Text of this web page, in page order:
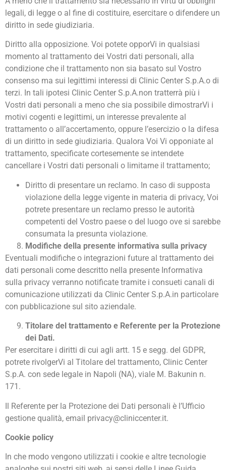
legali, di legge o al fine di costituire, esercitare o difendere un
diritto in sede giudiziaria.
Diritto alla opposizione. Voi potete opporVi in qualsiasi
momento al trattamento dei Vostri dati personali, alla
condizione che il trattamento non sia basato sul Vostro
consenso ma sui legittimi interessi di Clinic Center S.p.A.o di
terzi. In tali ipotesi Clinic Center S.p.A.non tratterrà più i
Vostri dati personali a meno che sia possibile dimostrarVi i
motivi cogenti e legittimi, un interesse prevalente al
trattamento o all’accertamento, oppure l’esercizio o la difesa
di un diritto in sede giudiziaria. Qualora Voi Vi opponiate al
trattamento, specificate cortesemente se intendete
cancellare i Vostri dati personali o limitarne il trattamento;
Diritto di presentare un reclamo. In caso di supposta
violazione della legge vigente in materia di privacy, Voi
potrete presentare un reclamo presso le autorità
competenti del Vostro paese o del luogo ove si sarebbe
consumata la presunta violazione.
Modifiche della presente informativa sulla privacy
Eventuali modifiche o integrazioni future al trattamento dei
dati personali come descritto nella presente Informativa
sulla privacy verranno notificate tramite i consueti canali di
comunicazione utilizzati da Clinic Center S.p.A.in particolare
con pubblicazione sul sito aziendale.
Titolare del trattamento e Referente per la Protezione
dei Dati.
Per esercitare i diritti di cui agli artt. 15 e segg. del GDPR,
potrete rivolgerVi al Titolare del trattamento, Clinic Center
S.p.A. con sede legale in Napoli (NA), viale M. Bakunin n.
171.
Il Referente per la Protezione dei Dati personali è l’Ufficio
gestione qualità, email privacy@cliniccenter.it.
Cookie policy
In che modo vengono utilizzati i cookie e altre tecnologie